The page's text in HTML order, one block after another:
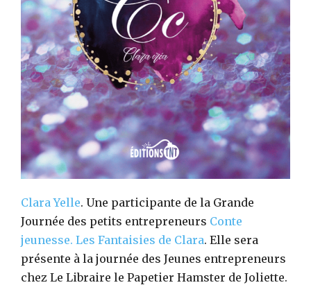
Clara Yelle. Une participante de la Grande
Journée des petits entrepreneurs Conte
jeunesse. Les Fantaisies de Clara. Elle sera
présente à la journée des Jeunes entrepreneurs
chez Le Libraire le Papetier Hamster de Joliette.